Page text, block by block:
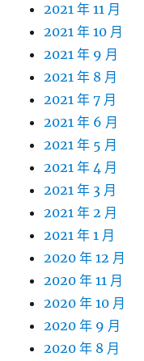
2021 年 11 月
2021 年 10 月
2021 年 9 月
2021 年 8 月
2021 年 7 月
2021 年 6 月
2021 年 5 月
2021 年 4 月
2021 年 3 月
2021 年 2 月
2021 年 1 月
2020 年 12 月
2020 年 11 月
2020 年 10 月
2020 年 9 月
2020 年 8 月